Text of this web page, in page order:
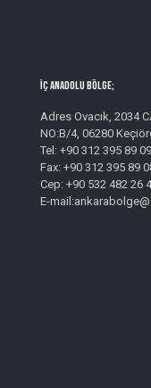
İç Anadolu Bölge;
Adres Ovacık, 2034
NO:B/4, 06280
Tel: +90 312 395 89 09,
Fax: +90 312 395 89
Cep: +90 532 482 26
E-